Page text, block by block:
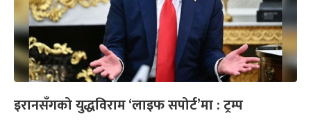
इरानसँगको युद्धविराम ‘लाइफ सपोर्ट’मा : ट्रम्प